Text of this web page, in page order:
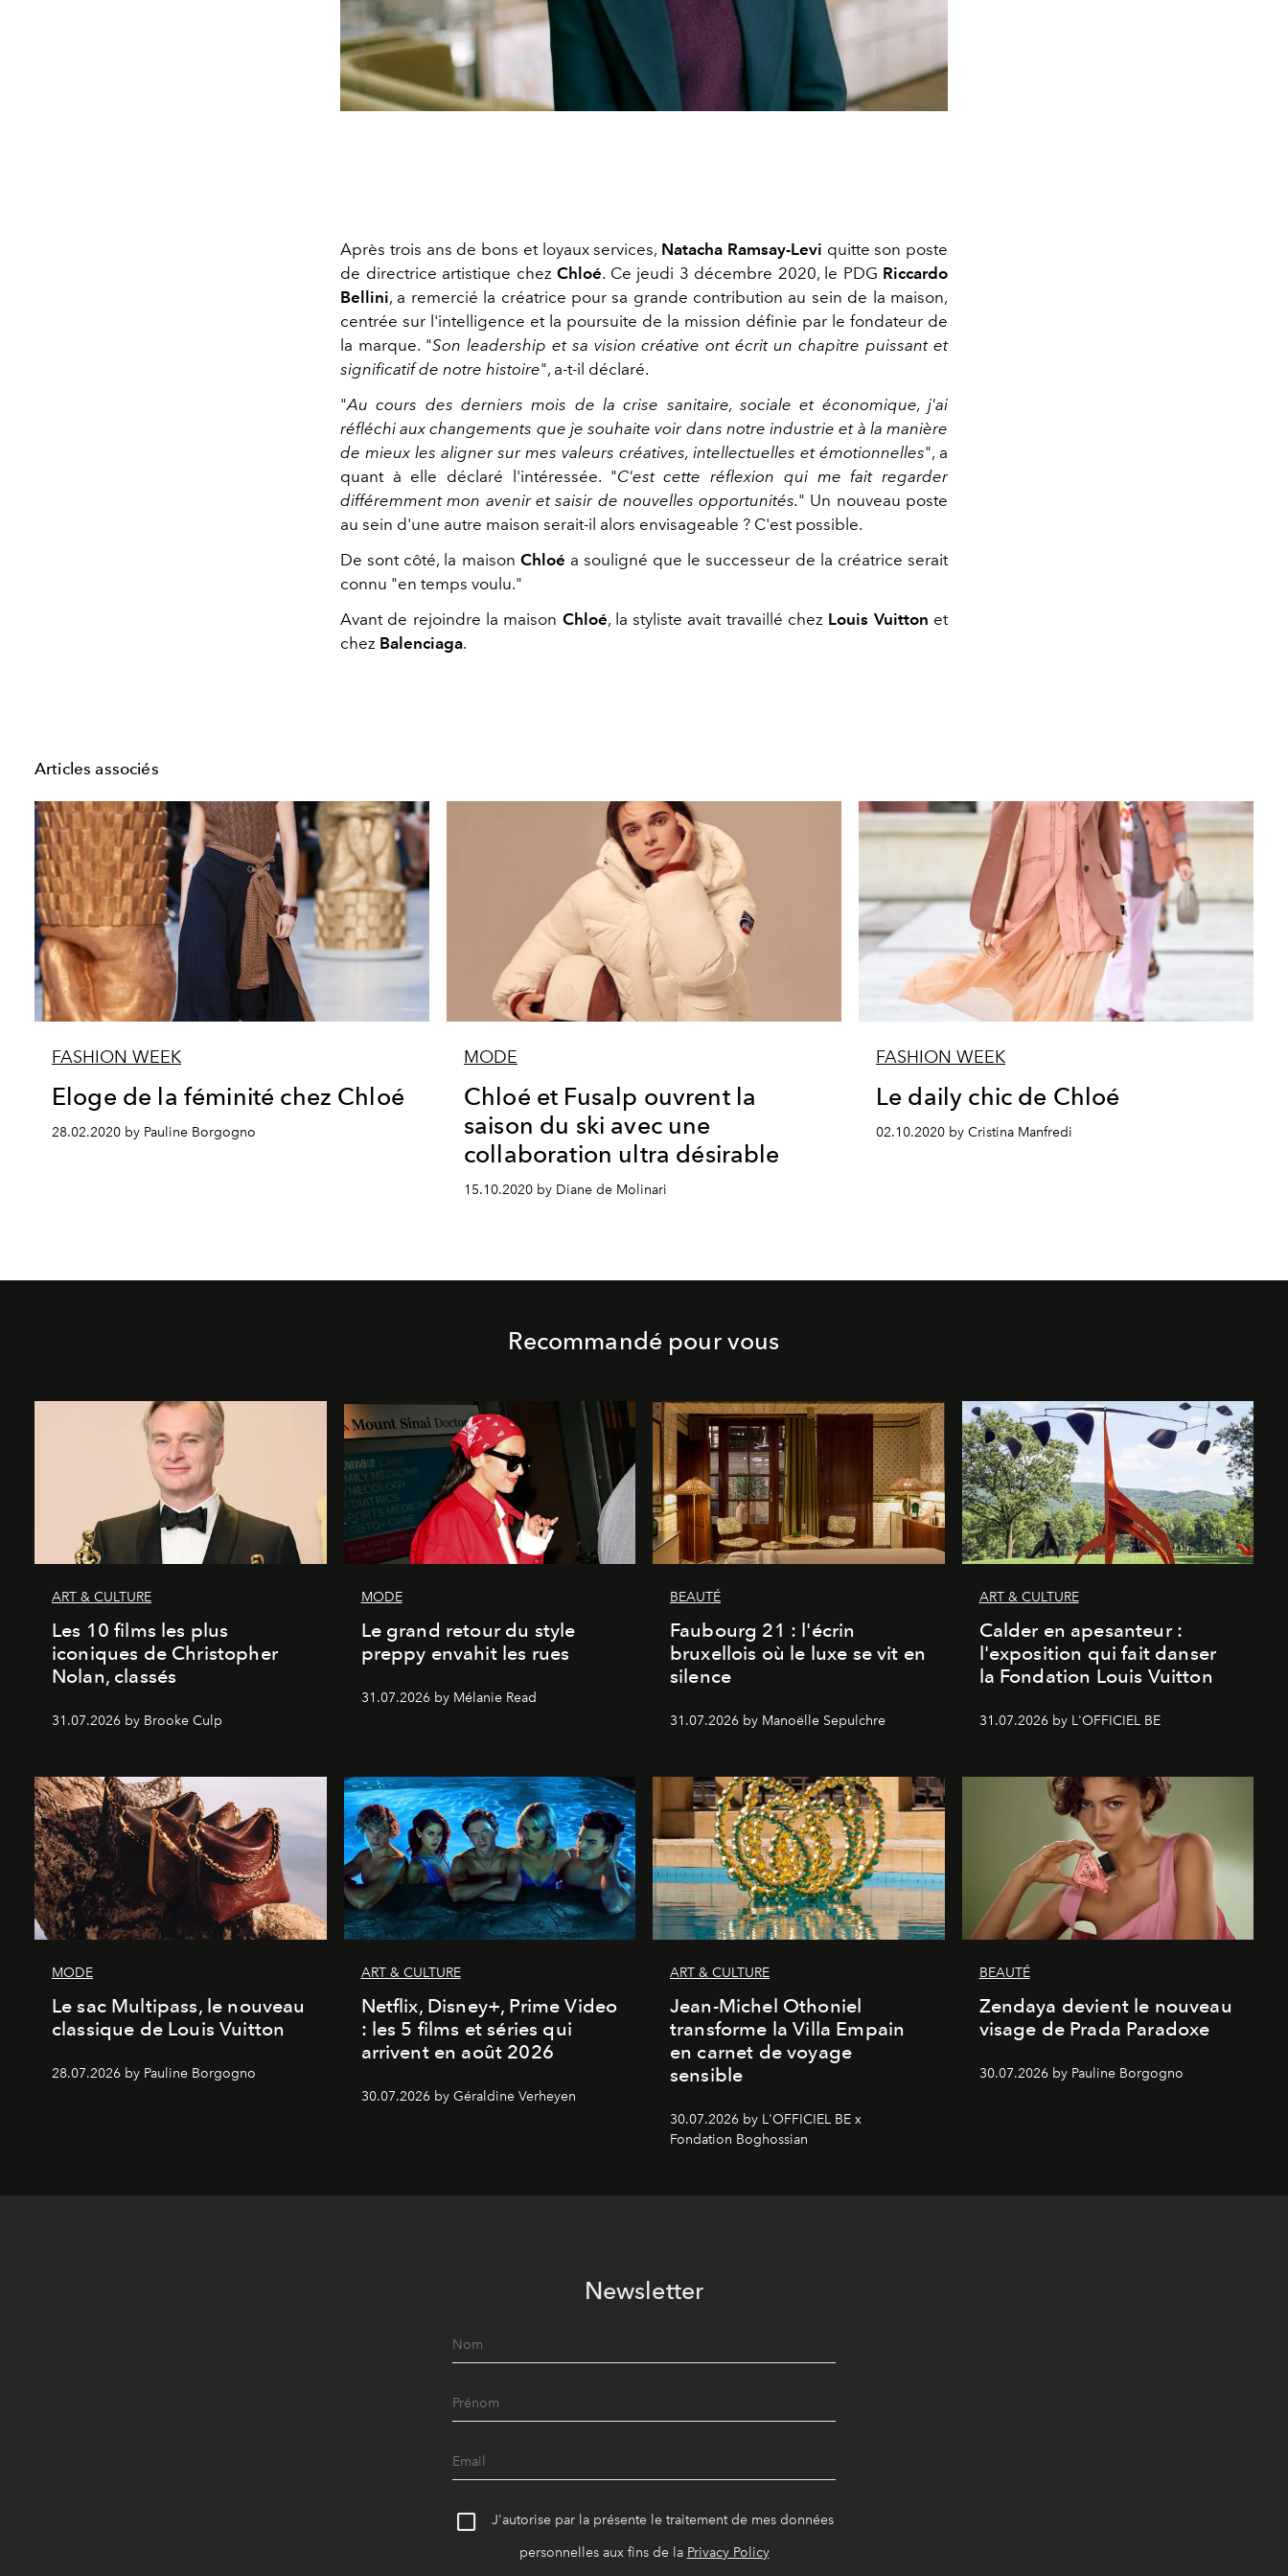
Après trois ans de bons et loyaux services, Natacha Ramsay-Levi quitte son poste
de directrice artistique chez Chloé. Ce jeudi 3 décembre 2020, le PDG Riccardo
Bellini, a remercié la créatrice pour sa grande contribution au sein de la maison,
centrée sur l'intelligence et la poursuite de la mission définie par le fondateur de
la marque. "Son leadership et sa vision créative ont écrit un chapitre puissant et
significatif de notre histoire", a-t-il déclaré.
"Au cours des derniers mois de la crise sanitaire, sociale et économique, j'ai
réfléchi aux changements que je souhaite voir dans notre industrie et à la manière
de mieux les aligner sur mes valeurs créatives, intellectuelles et émotionnelles", a
quant à elle déclaré l'intéressée. "C'est cette réflexion qui me fait regarder
différemment mon avenir et saisir de nouvelles opportunités." Un nouveau poste
au sein d'une autre maison serait-il alors envisageable ? C'est possible.
De sont côté, la maison Chloé a souligné que le successeur de la créatrice serait
connu "en temps voulu."
Avant de rejoindre la maison Chloé, la styliste avait travaillé chez Louis Vuitton et
chez Balenciaga.
Articles associés
FASHION WEEK
Eloge de la féminité chez Chloé
28.02.2020 by Pauline Borgogno
MODE
Chloé et Fusalp ouvrent la
saison du ski avec une
collaboration ultra désirable
15.10.2020 by Diane de Molinari
FASHION WEEK
Le daily chic de Chloé
02.10.2020 by Cristina Manfredi
Recommandé pour vous
ART & CULTURE
Les 10 films les plus
iconiques de Christopher
Nolan, classés
31.07.2026 by Brooke Culp
MODE
Le grand retour du style
preppy envahit les rues
31.07.2026 by Mélanie Read
BEAUTÉ
Faubourg 21 : l'écrin
bruxellois où le luxe se vit en
silence
31.07.2026 by Manoëlle Sepulchre
ART & CULTURE
Calder en apesanteur :
l'exposition qui fait danser
la Fondation Louis Vuitton
31.07.2026 by L'OFFICIEL BE
MODE
Le sac Multipass, le nouveau
classique de Louis Vuitton
28.07.2026 by Pauline Borgogno
ART & CULTURE
Netflix, Disney+, Prime Video
: les 5 films et séries qui
arrivent en août 2026
30.07.2026 by Géraldine Verheyen
ART & CULTURE
Jean-Michel Othoniel
transforme la Villa Empain
en carnet de voyage
sensible
30.07.2026 by L'OFFICIEL BE x
Fondation Boghossian
BEAUTÉ
Zendaya devient le nouveau
visage de Prada Paradoxe
30.07.2026 by Pauline Borgogno
Newsletter
J'autorise par la présente le traitement de mes données
personnelles aux fins de la Privacy Policy